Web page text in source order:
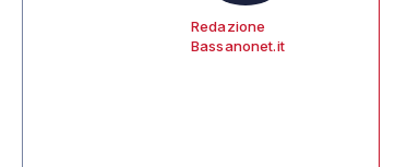
Redazione
Bassanonet.it